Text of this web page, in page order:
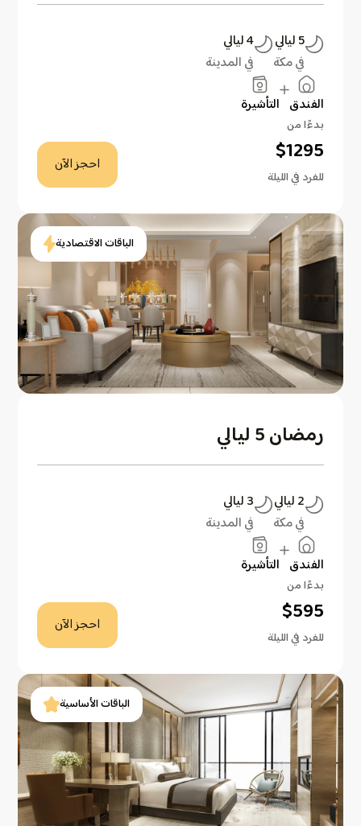
5ليالي
في مكة
4ليالي
في المدينة
الفندق التأشيرة
بدءًا من
$1295
للفرد في الليلة
احجز الآن
الباقات الاقتصادية
رمضان 5 ليالي
2ليالي
في مكة
3ليالي
في المدينة
الفندق التأشيرة
بدءًا من
$595
للفرد في الليلة
احجز الآن
الباقات الأساسية